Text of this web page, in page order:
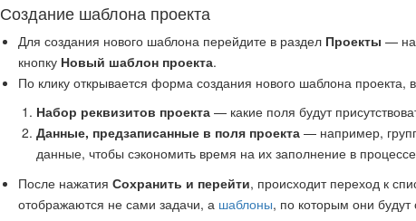
Создание шаблона проекта
Для создания нового шаблона перейдите в раздел Проекты — на
кнопку Новый шаблон проекта.
По клику открывается форма создания нового шаблона проекта,
Набор реквизитов проекта — какие поля будут
Данные, предзаписанные в поля проекта — например,
данные, чтобы сэкономить время на их заполнение в
После нажатия Сохранить и перейти, происходит переход к
отображаются не сами задачи, а шаблоны, по которым они